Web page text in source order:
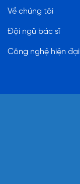
Về chúng tôi
Đội ngũ bác sĩ
Công nghệ hiện đại